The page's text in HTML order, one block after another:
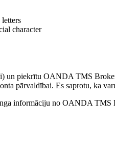
character
un piekrītu OANDA TMS
pārvaldībai. Es saprotu, ka
informāciju no OANDA TMS